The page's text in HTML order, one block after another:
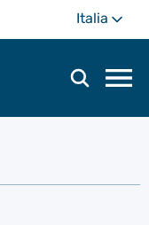
Italia
di